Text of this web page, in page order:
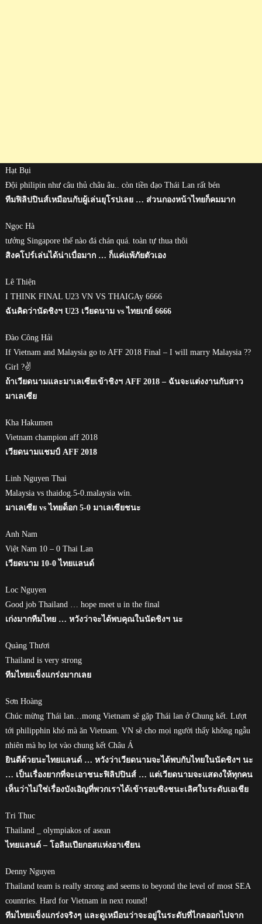
Hạt Bụi
Đội philipin như câu thủ châu âu.. còn tiền đạo Thái Lan rất bén
ทีมฟิลิปปินส์เหมือนกับผู้เล่นยุโรปเลย … ส่วนกองหน้าไทยก็คมมาก
Ngọc Hà
tưởng Singapore thế nào đá chán quá. toàn tự thua thôi
สิงคโปร์เล่นได้น่าเบื่อมาก … ก็แค่แพ้ภัยตัวเอง
Lê Thiện
I THINK FINAL U23 VN VS THAIGAy 6666
ฉันคิดว่านัดชิงฯ U23 เวียดนาม vs ไทยเกย์ 6666
Đào Công Hải
If Vietnam and Malaysia go to AFF 2018 Final – I will marry Malaysia ??
Girl ?✌
ถ้าเวียดนามและมาเลเซียเข้าชิงฯ AFF 2018 – ฉันจะแต่งงานกับสาว
มาเลเซีย
Kha Hakumen
Vietnam champion aff 2018
เวียดนามแชมป์ AFF 2018
Linh Nguyen Thai
Malaysia vs thaidog.5-0.malaysia win.
มาเลเซีย vs ไทยด็อก 5-0 มาเลเซียชนะ
Anh Nam
Việt Nam 10 – 0 Thai Lan
เวียดนาม 10-0 ไทยแลนด์
Loc Nguyen
Good job Thailand … hope meet u in the final
เก่งมากทีมไทย … หวังว่าจะได้พบคุณในนัดชิงฯ นะ
Quàng Thươi
Thailand is very strong
ทีมไทยแข็งแกร่งมากเลย
Sơn Hoàng
Chúc mừng Thái lan…mong Vietnam sẽ gặp Thái lan ở Chung kết. Lượt
tới philipphin khó mà ăn Vietnam. VN sẽ cho mọi người thấy không ngẫu
nhiên mà họ lọt vào chung kết Châu Á
ยินดีด้วยนะไทยแลนด์ … หวังว่าเวียดนามจะได้พบกับไทยในนัดชิงฯ นะ
… เป็นเรื่องยากที่จะเอาชนะฟิลิปปินส์ … แต่เวียดนามจะแสดงให้ทุกคน
เห็นว่าไม่ใช่เรื่องบังเอิญที่พวกเราได้เข้ารอบชิงชนะเลิศในระดับเอเชีย
Tri Thuc
Thailand _ olympiakos of asean
ไทยแลนด์ – โอลิมเปียกอสแห่งอาเซียน
Denny Nguyen
Thailand team is really strong and seems to beyond the level of most SEA
countries. Hard for Vietnam in next round!
ทีมไทยแข็งแกร่งจริงๆ และดูเหมือนว่าจะอยู่ในระดับที่ไกลออกไปจาก